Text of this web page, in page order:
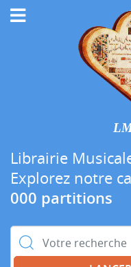
Librairie
Explorez notre
000 partitions
Rechercher :